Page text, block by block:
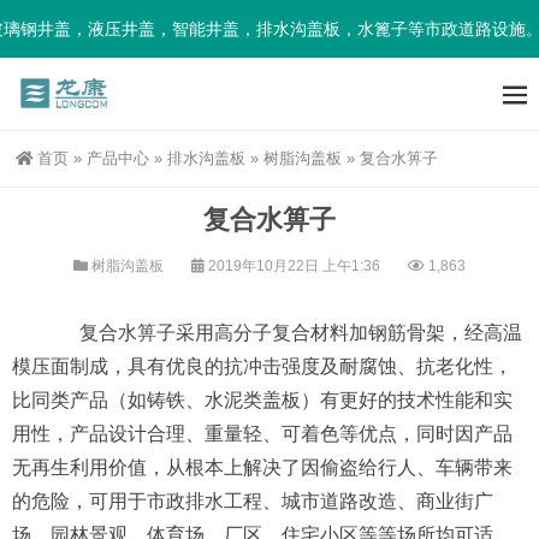
盖，液压井盖，智能井盖，排水沟盖板，水篦子等市政道路设施。
首页 » 产品中心 » 排水沟盖板 » 树脂沟盖板 » 复合水箅子
复合水箅子
树脂沟盖板 2019年10月22日 上午1:36 1,863
复合水箅子采用高分子复合材料加钢筋骨架，经高温
模压面制成，具有优良的抗冲击强度及耐腐蚀、抗老化性，
比同类产品（如铸铁、水泥类盖板）有更好的技术性能和实
用性，产品设计合理、重量轻、可着色等优点，同时因产品
无再生利用价值，从根本上解决了因偷盗给行人、车辆带来
的危险，可用于市政排水工程、城市道路改造、商业街广
场、园林景观、体育场、厂区、住宅小区等等场所均可适